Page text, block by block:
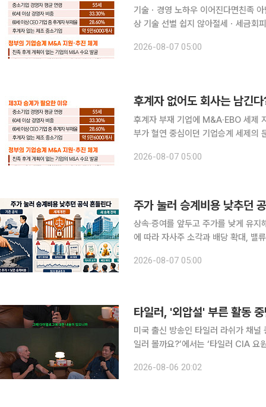
기술ㆍ경영 노하우 이어진다면친족
상 기술 선별 쉽지 않아절세ㆍ세금회피 악용 차단 과제 가업승계 세
하며 기업을 존속시키는 데 초점을 맞
2026-08-07 05:00
후계자 부재 기업에 M&A·EBO 세제
부가 혈연 중심이던 기업승계 세제의
하겠다는 취지다. 다만 세금 감면만으
2026-08-07 05:00
상속·증여를 앞두고 주가를 낮게 유
에 따라 자사주 소각과 배당 확대, 밸
과 중복상장·교환사채(EB) 발행 후
2026-08-07 05:00
타일러, '외압설' 부른 활동
미국 출신 방송인 타일러 라쉬가 채널 종료 선
일러 볼까요?’에서는 ‘타일러 CIA 요
이 이야기하는 게 있었다. 제가 답변
2026-08-06 20:02